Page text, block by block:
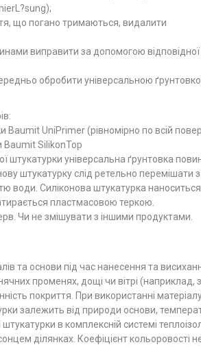
що погано тримаються, видалити
виправити за допомогою
обробити універсальною
Baumit UniPrimer (рівномірно по всій
Baumit SilikonTop
штукатурки універсальна ґрунтовка
штукатурку слід ретельно перемішати
води. Силіконова штукатурка
пластмасовою теркою.
Чи не змішувати з іншими продуктами.
та основи під час нанесення та
променях, дощі чи вітрі (наприклад,
покриття. При використанні
залежить від природи основи,
штукатурки в комплексній системі
ділянках. Коефіцієнт